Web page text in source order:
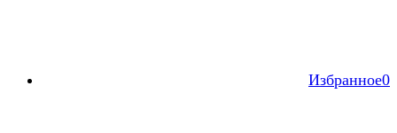
Избранное0